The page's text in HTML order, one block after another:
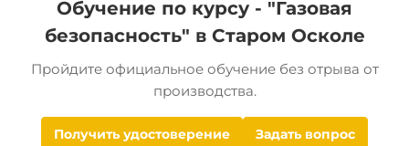
Обучение по курсу - "Газовая
безопасность" в Старом Осколе
Пройдите официальное обучение без отрыва от
производства.
Получить удостоверение Задать вопрос